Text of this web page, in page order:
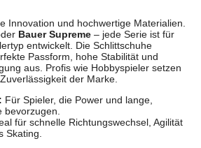
Innovation und hochwertige Materialien.
Bauer Supreme – jede Serie ist für
entwickelt. Die Schlittschuhe
Passform, hohe Stabilität und
aus. Profis wie Hobbyspieler setzen
der Marke.
Für Spieler, die Power und lange,
bevorzugen.
für schnelle Richtungswechsel, Agilität
Skating.